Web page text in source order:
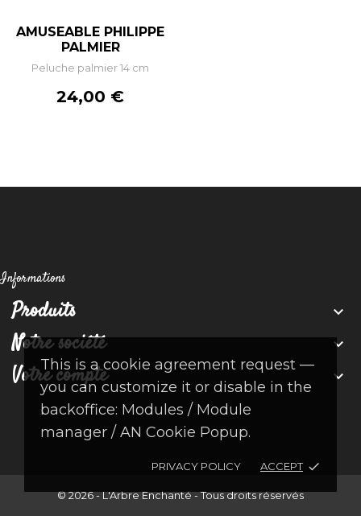
This is a cookie agreement request —
you can customize it or disable in the
backoffice: Modules / Module
manager / AN Cookie Popup.
PRIVACY POLICY ACCEPT done
AMUSEABLE PHILIPPE
PALMIER
Peluche palmier 14 cm
Prix
24,00 €
Informations
Produits 
Notre société 
Votre compte 
© 2026 - L'Arbre Enchanté - Tous droits réservés